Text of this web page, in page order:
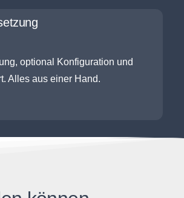
optional Konfiguration und
Alles aus einer Hand.